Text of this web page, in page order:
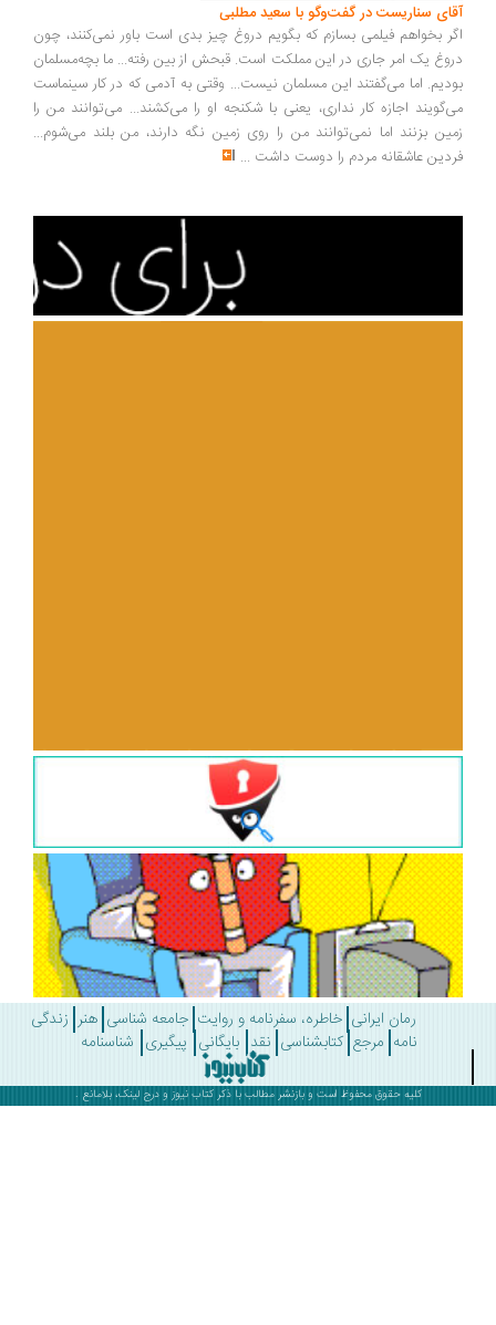
سناریست در گفت‌وگو با سعید مطلبی
بخواهم فیلمی بسازم که بگویم دروغ چیز بدی است باور نمی‌کنند، چون
یک امر جاری در این مملکت است. قبحش از بین رفته... ما بچه‌مسلمان
اما می‌گفتند این مسلمان نیست... وقتی به آدمی که در کار سینماست
اجازه کار نداری، یعنی با شکنجه او را می‌کشند... می‌توانند من را
بزنند اما نمی‌توانند من را روی زمین نگه دارند، من بلند می‌شوم...
عاشقانه مردم را دوست داشت ...
رمان ایرانی خاطره، سفرنامه و روایت جامعه شناسی هنر زندگی
مرجع کتابشناسی نقد بایگانی پیگیری شناسنامه
کلیه حقوق محفوظ است و بازنشر مطالب با ذکرکتاب نیوزو درج لینک، بلامانع .